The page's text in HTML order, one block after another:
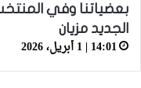
بعضياتنا وفي
الجديد مزيان
14:01 | 1 أبريل، 2026